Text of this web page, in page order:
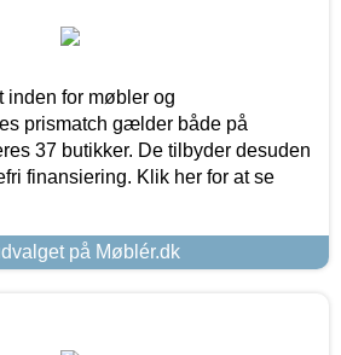
for møbler og
prismatch gælder både på
37 butikker. De tilbyder desuden
finansiering. Klik her for at se
på Møblér.dk